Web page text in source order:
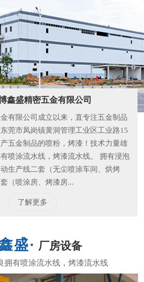
鑫盛精密五金有限公司
有限公司成立以来，直专注五金制品
莞市凤岗镇黄洞管理工业区工业路15
五金制品的喷粉，烤漆！技术力量雄
喷涂流水线，烤漆流水线。 拥有浸泡
生产线二套（无尘喷涂车间、烘烤
（喷涂房、烤漆房...
了解更多
厂房设备